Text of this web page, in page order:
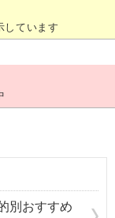
しています
別おすすめ